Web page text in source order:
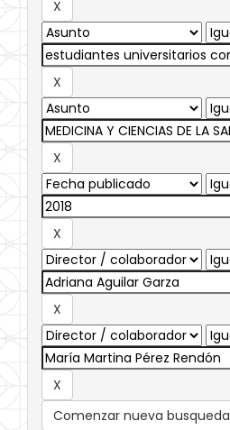
Comenzar nueva busqueda